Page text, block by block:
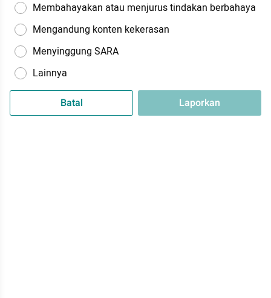
Membahayakan atau menjurus tindakan berbahaya
Mengandung konten kekerasan
Menyinggung SARA
Lainnya
Batal Laporkan